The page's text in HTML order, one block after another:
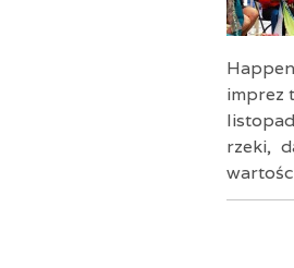
imprez
rzeki,